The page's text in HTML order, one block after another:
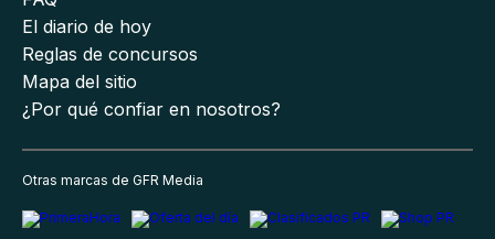
El diario de hoy
Reglas de concursos
Mapa del sitio
¿Por qué confiar en nosotros?
Otras marcas de GFR Media